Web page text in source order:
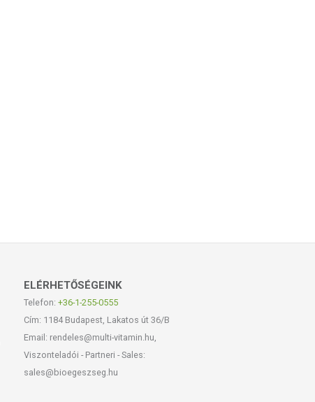
ELÉRHETŐSÉGEINK
Telefon: +36-1-255-0555
Cím: 1184 Budapest, Lakatos út 36/B
Email: rendeles@multi-vitamin.hu,
Viszonteladói - Partneri - Sales:
sales@bioegeszseg.hu